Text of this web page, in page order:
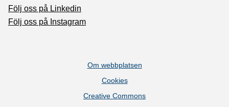
Följ oss på Linkedin
Följ oss på Instagram
Om webbplatsen
Cookies
Creative Commons